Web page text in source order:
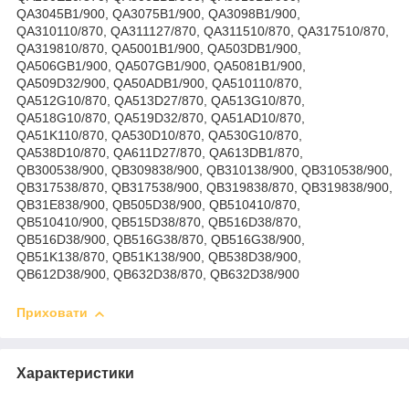
QA3045B1/900, QA3075B1/900, QA3098B1/900,
QA310110/870, QA311127/870, QA311510/870, QA317510/870,
QA319810/870, QA5001B1/900, QA503DB1/900,
QA506GB1/900, QA507GB1/900, QA5081B1/900,
QA509D32/900, QA50ADB1/900, QA510110/870,
QA512G10/870, QA513D27/870, QA513G10/870,
QA518G10/870, QA519D32/870, QA51AD10/870,
QA51K110/870, QA530D10/870, QA530G10/870,
QA538D10/870, QA611D27/870, QA613DB1/870,
QB300538/900, QB309838/900, QB310138/900, QB310538/900,
QB317538/870, QB317538/900, QB319838/870, QB319838/900,
QB31E838/900, QB505D38/900, QB510410/870,
QB510410/900, QB515D38/870, QB516D38/870,
QB516D38/900, QB516G38/870, QB516G38/900,
QB51K138/870, QB51K138/900, QB538D38/900,
QB612D38/900, QB632D38/870, QB632D38/900
Приховати
Характеристики